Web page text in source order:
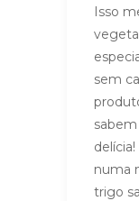
Isso
sem
numa
trigo